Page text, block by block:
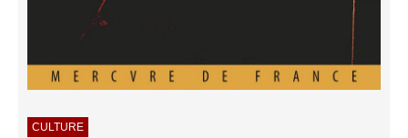
CULTURE